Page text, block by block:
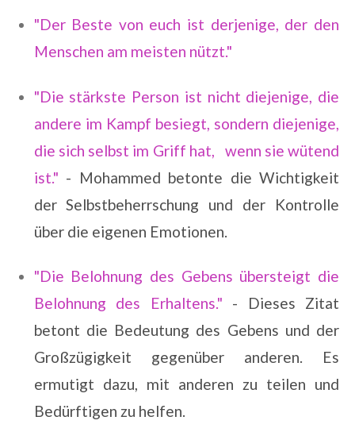
"Der Beste von euch ist derjenige, der den
Menschen am meisten nützt."
"Die stärkste Person ist nicht diejenige, die
andere im Kampf besiegt, sondern diejenige,
die sich selbst im Griff hat, wenn sie wütend
ist." - Mohammed betonte die Wichtigkeit
der Selbstbeherrschung und der Kontrolle
über die eigenen Emotionen.
"Die Belohnung des Gebens übersteigt die
Belohnung des Erhaltens." - Dieses Zitat
betont die Bedeutung des Gebens und der
Großzügigkeit gegenüber anderen. Es
ermutigt dazu, mit anderen zu teilen und
Bedürftigen zu helfen.